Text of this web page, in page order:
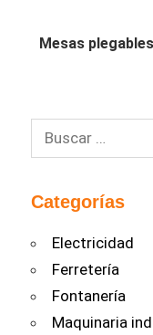
Mesas
Buscar:
Categorías
Electricidad
Ferretería
Fontanería
Maquinaria